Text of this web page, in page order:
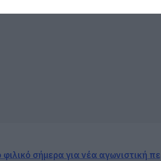
σήμερα για νέα αγωνιστική